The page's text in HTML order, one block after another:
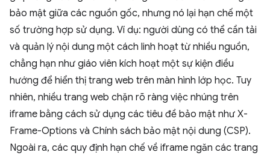
bảo mật giữa các nguồn gốc, nhưng nó lại hạn chế một
số trường hợp sử dụng. Ví dụ: người dùng có thể cần tải
và quản lý nội dung một cách linh hoạt từ nhiều nguồn,
chẳng hạn như giáo viên kích hoạt một sự kiện điều
hướng để hiển thị trang web trên màn hình lớp học. Tuy
nhiên, nhiều trang web chặn rõ ràng việc nhúng trên
iframe bằng cách sử dụng các tiêu đề bảo mật như X-
Frame-Options và Chính sách bảo mật nội dung (CSP).
Ngoài ra, các quy định hạn chế về iframe ngăn các trang